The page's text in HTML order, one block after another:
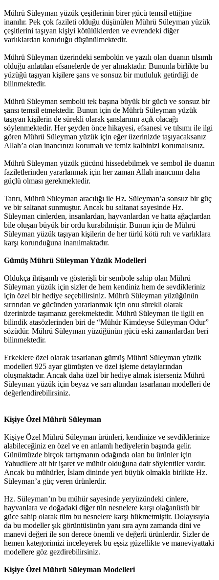
Mührü Süleyman yüzük çeşitlerinin birer gücü temsil ettiğine
inanılır. Pek çok fazileti olduğu düşünülen Mührü Süleyman yüzük
çeşitlerini taşıyan kişiyi kötülüklerden ve evrendeki diğer
varlıklardan koruduğu düşünülmektedir.
Mührü Süleyman üzerindeki sembolün ve yazılı olan duanın tılsımlı
olduğu anlatılan efsanelerde de yer almaktadır. Bununla birlikte bu
yüzüğü taşıyan kişilere şans ve sonsuz bir mutluluk getirdiği de
bilinmektedir.
Mührü Süleyman sembolü tek başına büyük bir gücü ve sonsuz bir
şansı temsil etmektedir. Bunun için de Mührü Süleyman yüzük
taşıyan kişilerin de sürekli olarak şanslarının açık olacağı
söylenmektedir. Her şeyden önce hikayesi, efsanesi ve tılsımı ile ilgi
gören Mührü Süleyman yüzük için eğer üzerinizde taşıyacaksanız
Allah’a olan inancınızı korumalı ve temiz kalbinizi korumalısınız.
Mührü Süleyman yüzük gücünü hissedebilmek ve sembol ile duanın
faziletlerinden yararlanmak için her zaman Allah inancının daha
güçlü olması gerekmektedir.
Tanrı, Mührü Süleyman aracılığı ile Hz. Süleyman’a sonsuz bir güç
ve bir saltanat sunmuştur. Ancak bu saltanat sayesinde Hz.
Süleyman cinlerden, insanlardan, hayvanlardan ve hatta ağaçlardan
bile oluşan büyük bir ordu kurabilmiştir. Bunun için de Mührü
Süleyman yüzük taşıyan kişilerin de her türlü kötü ruh ve varlıklara
karşı korunduğuna inanılmaktadır.
Gümüş Mührü Süleyman Yüzük Modelleri
Oldukça ihtişamlı ve gösterişli bir sembole sahip olan Mührü
Süleyman yüzük için sizler de hem kendiniz hem de sevdikleriniz
için özel bir hediye seçebilirsiniz. Mührü Süleyman yüzüğünün
sırrından ve gücünden yararlanmak için onu sürekli olarak
üzerinizde taşımanız gerekmektedir. Mührü Süleyman ile ilgili en
bilindik atasözlerinden biri de “Mühür Kimdeyse Süleyman Odur”
sözüdür. Mührü Süleyman yüzüğünün gücü eski zamanlardan beri
bilinmektedir.
Erkeklere özel olarak tasarlanan gümüş Mührü Süleyman yüzük
modelleri 925 ayar gümüşten ve özel işleme detaylarından
oluşmaktadır. Ancak daha özel bir hediye almak isterseniz Mührü
Süleyman yüzük için beyaz ve sarı altından tasarlanan modelleri de
değerlendirebilirsiniz.
Kişiye Özel Mührü Süleyman
Kişiye Özel Mührü Süleyman ürünleri, kendinize ve sevdiklerinize
alabileceğiniz en özel ve en anlamlı hediyelerin başında gelir.
Günümüzde birçok tartışmanın odağında olan bu ürünler için
Yahudilere ait bir işaret ve mühür olduğuna dair söylentiler vardır.
Ancak bu mühürler, İslam dininde yeri büyük olmakla birlikte Hz.
Süleyman’a güç veren ürünlerdir.
Hz. Süleyman’ın bu mühür sayesinde yeryüzündeki cinlere,
hayvanlara ve doğadaki diğer tün nesnelere karşı olağanüstü bir
güce sahip olarak tüm bu nesnelere karşı hükmetmiştir. Dolayısıyla
da bu modeller şık görüntüsünün yanı sıra aynı zamanda dini ve
manevi değeri ile son derece önemli ve değerli ürünlerdir. Sizler de
hemen kategorimizi inceleyerek bu eşsiz güzellikte ve maneviyattaki
modellere göz gezdirebilirsiniz.
Kişiye Özel Mührü Süleyman Modelleri